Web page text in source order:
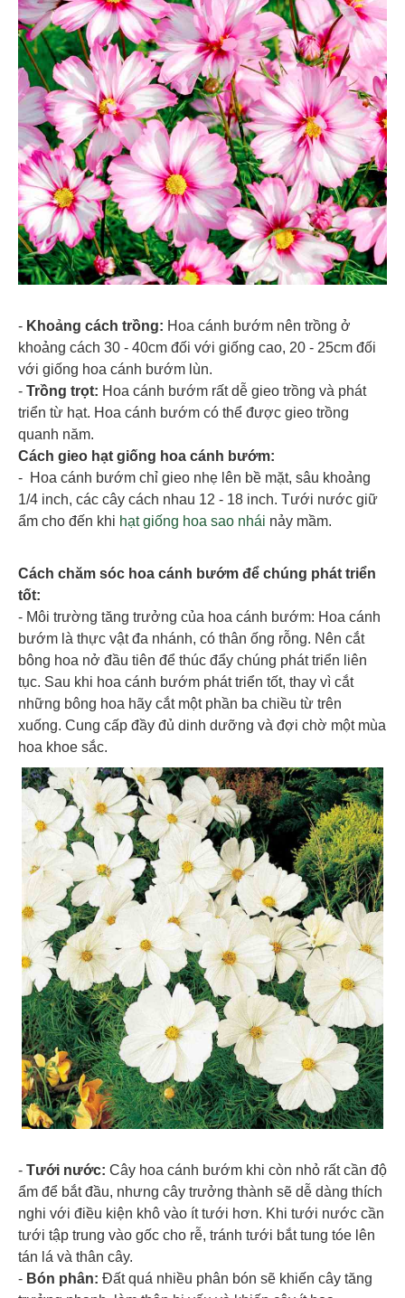
- Khoảng cách trồng: Hoa cánh bướm nên trồng ở
khoảng cách 30 - 40cm đối với giống cao, 20 - 25cm đối
với giống hoa cánh bướm lùn.
- Trồng trọt: Hoa cánh bướm rất dễ gieo trồng và phát
triển từ hạt. Hoa cánh bướm có thể được gieo trồng
quanh năm.
Cách gieo hạt giống hoa cánh bướm:
- Hoa cánh bướm chỉ gieo nhẹ lên bề mặt, sâu khoảng
1/4 inch, các cây cách nhau 12 - 18 inch. Tưới nước giữ
ẩm cho đến khi hạt giống hoa sao nhái nảy mầm.
Cách chăm sóc hoa cánh bướm để chúng phát triển
tốt:
- Môi trường tăng trưởng của hoa cánh bướm: Hoa cánh
bướm là thực vật đa nhánh, có thân ống rỗng. Nên cắt
bông hoa nở đầu tiên để thúc đẩy chúng phát triển liên
tục. Sau khi hoa cánh bướm phát triển tốt, thay vì cắt
những bông hoa hãy cắt một phần ba chiều từ trên
xuống. Cung cấp đầy đủ dinh dưỡng và đợi chờ một mùa
hoa khoe sắc.
- Tưới nước: Cây hoa cánh bướm khi còn nhỏ rất cần độ
ẩm để bắt đầu, nhưng cây trưởng thành sẽ dễ dàng thích
nghi với điều kiện khô vào ít tưới hơn. Khi tưới nước cần
tưới tập trung vào gốc cho rễ, tránh tưới bắt tung tóe lên
tán lá và thân cây.
- Bón phân: Đất quá nhiều phân bón sẽ khiến cây tăng